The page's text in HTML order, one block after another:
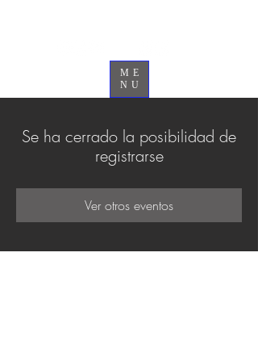
ME
NU
Se ha cerrado la posibilidad de
registrarse
Ver otros eventos